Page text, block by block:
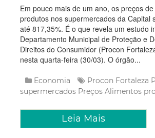
Em pouco mais de um ano, os preços
produtos nos supermercados da Capital
até 817,35%. É o que revela um estudo
Departamento Municipal de Proteção e
Direitos do Consumidor (Procon
nesta quarta-feira (30/03). O órgão...
Economia Procon Fortaleza
supermercados Preços Alimentos
Leia Mais